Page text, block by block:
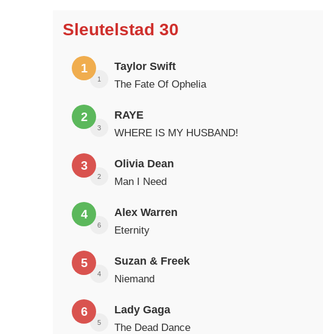
Sleutelstad 30
1
1
Taylor Swift
The Fate Of Ophelia
2
3
RAYE
WHERE IS MY HUSBAND!
3
2
Olivia Dean
Man I Need
4
6
Alex Warren
Eternity
5
4
Suzan & Freek
Niemand
6
5
Lady Gaga
The Dead Dance